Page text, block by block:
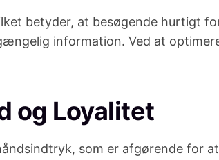
betyder, at besøgende hurtigt
information. Ved at
og Loyalitet
som er afgørende for